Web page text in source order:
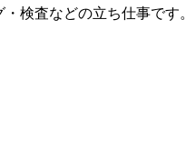
検査などの立ち仕事で